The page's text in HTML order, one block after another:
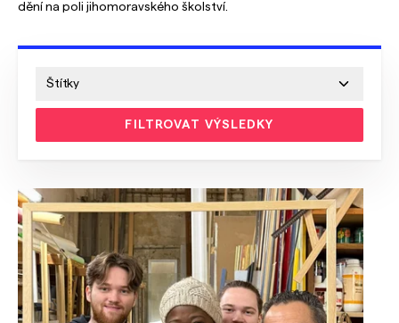
dění na poli jihomoravského školství.
FILTROVAT VÝSLEDKY